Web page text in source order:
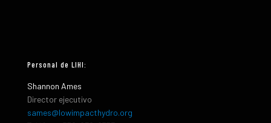
Personal de LIHI:
Shannon Ames
Director ejecutivo
sames@lowimpacthydro.org